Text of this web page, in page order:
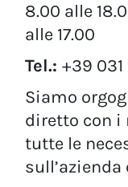
8.00 alle
alle 17.00
Tel.:+39
Siamo
diretto con i
tutte le